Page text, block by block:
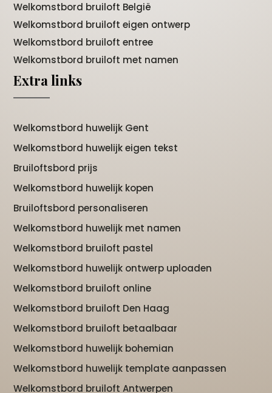
Welkomstbord bruiloft België
Welkomstbord bruiloft eigen ontwerp
Welkomstbord bruiloft entree
Welkomstbord bruiloft met namen
Extra links
Welkomstbord huwelijk Gent
Welkomstbord huwelijk eigen tekst
Bruiloftsbord prijs
Welkomstbord huwelijk kopen
Bruiloftsbord personaliseren
Welkomstbord huwelijk met namen
Welkomstbord bruiloft pastel
Welkomstbord huwelijk ontwerp uploaden
Welkomstbord bruiloft online
Welkomstbord bruiloft Den Haag
Welkomstbord bruiloft betaalbaar
Welkomstbord huwelijk bohemian
Welkomstbord huwelijk template aanpassen
Welkomstbord bruiloft Antwerpen